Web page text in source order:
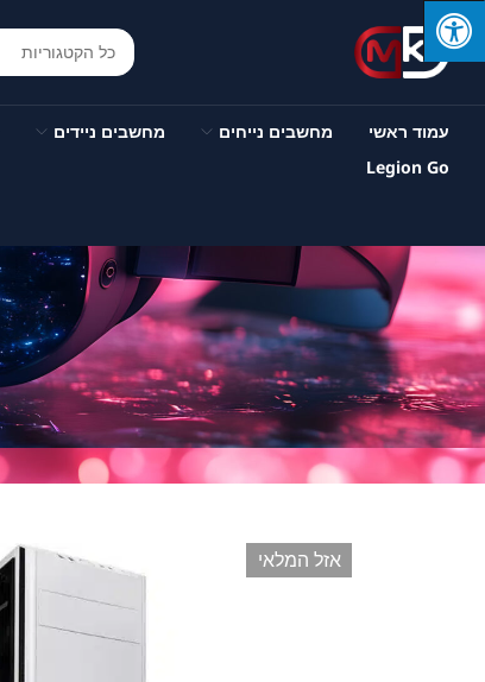
עמוד ראשי מחשבים נייחים מחשבים ניידים
Legion Go
אזל המלאי